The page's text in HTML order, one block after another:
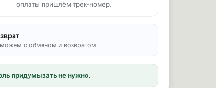
оплаты пришлём трек-номер.
с обменом и возвратом
придумывать не нужно.